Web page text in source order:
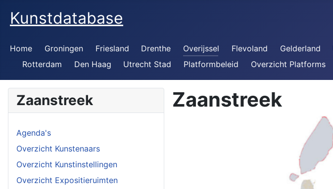
Kunstdatabase
Home Groningen Friesland Drenthe Overijssel Flevoland Gelderland
Rotterdam
Den Haag Utrecht Stad Platformbeleid Overzicht Platforms
Zaanstreek
Agenda's
Overzicht Kunstenaars
Overzicht Kunstinstellingen
Overzicht Expositieruimten
Zaanstreek